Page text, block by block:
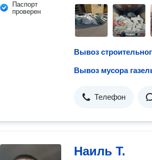
Паспорт
проверен
Вывоз мусора
Телефон
Наиль Т.